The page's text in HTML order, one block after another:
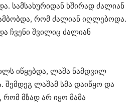
სამსახურიდან ხშირად ძალიან
რომ ძალიან იღლებოდა.
ჩვენი შვილიც ძალიან
იწყებდა, ლაშა ნამდვილ
შემდეგ ლაშამ სმა დაიწყო და
რომ მზად არ იყო მამა